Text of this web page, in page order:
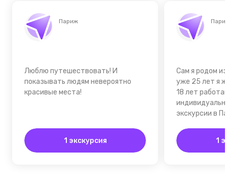
Париж
Люблю путешествовать! И
показывать людям невероятно
красивые места!
1 экскурсия
Сам я родом
уже 25 лет я
18 лет
экскурсии в
1